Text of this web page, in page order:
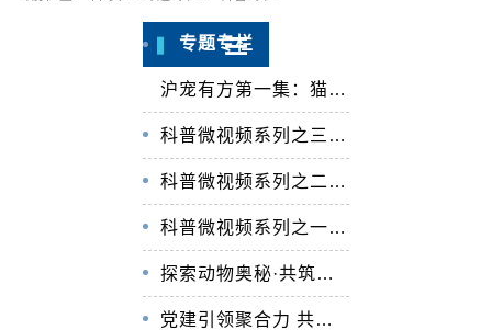
专题专栏
沪宠有方第一集：猫毛过敏那些事
科普微视频系列之三：《小鸡出壳历险记》
科普微视频系列之二：《给动物吃的药有那些呢？》
科普微视频系列之一：《动物疫病诊断平台介绍》
探索动物奥秘·共筑生物安全
党建引领聚合力 共建共享促发展